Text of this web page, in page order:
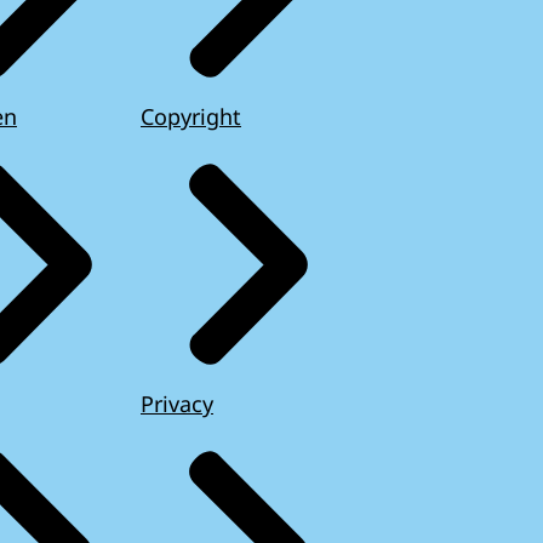
Copyright
Privacy